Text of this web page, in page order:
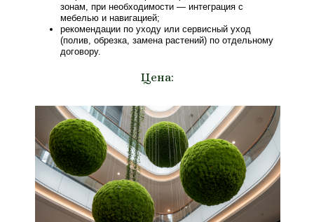
зонам, при необходимости — интеграция с
мебелью и навигацией;
рекомендации по уходу или сервисный уход
(полив, обрезка, замена растений) по отдельному
договору.
Цена: